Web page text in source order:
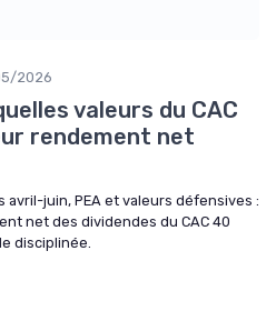
2026
valeurs du CAC
rendement net
avril-juin, PEA et valeurs défensives :
net des dividendes du CAC 40
disciplinée.